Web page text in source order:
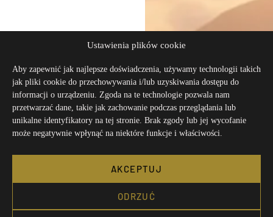
Ustawienia plików cookie
Aby zapewnić jak najlepsze doświadczenia, używamy technologii takich
jak pliki cookie do przechowywania i/lub uzyskiwania dostępu do
informacji o urządzeniu. Zgoda na te technologie pozwala nam
przetwarzać dane, takie jak zachowanie podczas przeglądania lub
unikalne identyfikatory na tej stronie. Brak zgody lub jej wycofanie
może negatywnie wpłynąć na niektóre funkcje i właściwości.
AKCEPTUJ
ODRZUĆ